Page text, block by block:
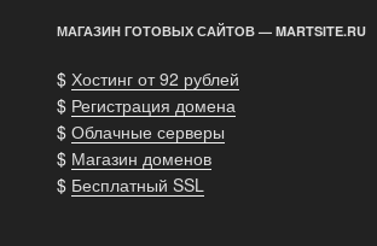
МАГАЗИН ГОТОВЫХ САЙТОВ — MARTSITE.RU
$ Хостинг от 92 рублей
$ Регистрация домена
$ Облачные серверы
$ Магазин доменов
$ Бесплатный SSL